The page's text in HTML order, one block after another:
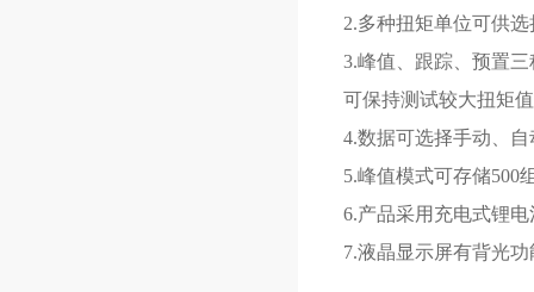
2.多种扭矩单位可供
3.峰值、跟踪、预置
可保持测试较大扭矩
4.数据可选择手动、
5.峰值模式可存储500
6.产品采用充电式锂
7.液晶显示屏有背光